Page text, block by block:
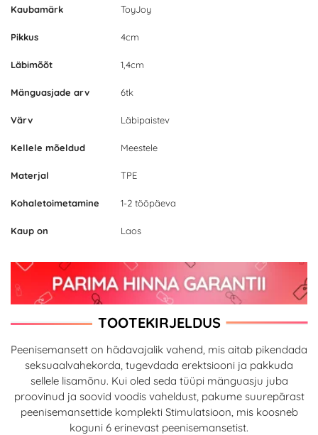
Kaubamärk ToyJoy
Pikkus 4cm
Läbimõõt 1,4cm
Mänguasjade arv 6tk
Värv Läbipaistev
Kellele mõeldud Meestele
Materjal TPE
Kohaletoimetamine 1-2 tööpäeva
Kaup on Laos
TOOTEKIRJELDUS
Peenisemansett on hädavajalik vahend, mis aitab pikendada
seksuaalvahekorda, tugevdada erektsiooni ja pakkuda
sellele lisamõnu. Kui oled seda tüüpi mänguasju juba
proovinud ja soovid voodis vaheldust, pakume suurepärast
peenisemansettide komplekti Stimulatsioon, mis koosneb
koguni 6 erinevast peenisemansetist.